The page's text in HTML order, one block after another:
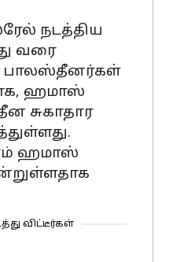
நடத்திய
வரை
பாலஸ்தீனர்கள்
ஹமாஸ்
சுகாதார
ஹமாஸ்
விட்டீர்கள்